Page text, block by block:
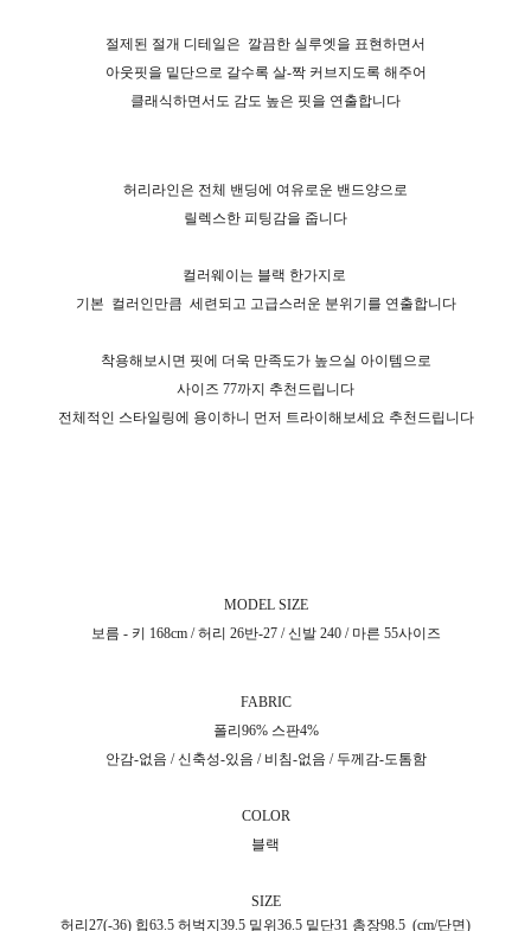
절제된 절개 디테일은 깔끔한 실루엣을 표현하면서
아웃핏을 밑단으로 갈수록 살-짝 커브지도록 해주어
클래식하면서도 감도 높은 핏을 연출합니다
허리라인은 전체 밴딩에 여유로운 밴드양으로
릴렉스한 피팅감을 줍니다
컬러웨이는 블랙 한가지로
기본 컬러인만큼 세련되고 고급스러운 분위기를 연출합니다
착용해보시면 핏에 더욱 만족도가 높으실 아이템으로
사이즈 77까지 추천드립니다
전체적인 스타일링에 용이하니 먼저 트라이해보세요 추천드립니다
MODEL SIZE
보름 - 키 168cm / 허리 26반-27 / 신발 240 / 마른 55사이즈
FABRIC
폴리96% 스판4%
안감-없음 / 신축성-있음 / 비침-없음 / 두께감-도톰함
COLOR
블랙
SIZE
허리27(-36) 힙63.5 허벅지39.5 밑위36.5 밑단31 총장98.5 (cm/단면)